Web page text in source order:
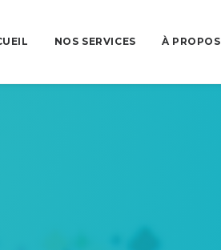
NOS SERVICES À PROPOS